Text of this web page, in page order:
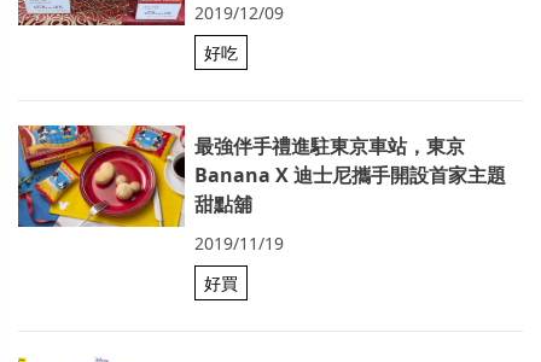
2019/12/09
好吃
最強伴手禮進駐東京車站，東京
Banana X 迪士尼攜手開設首家主題
甜點舖
2019/11/19
好買